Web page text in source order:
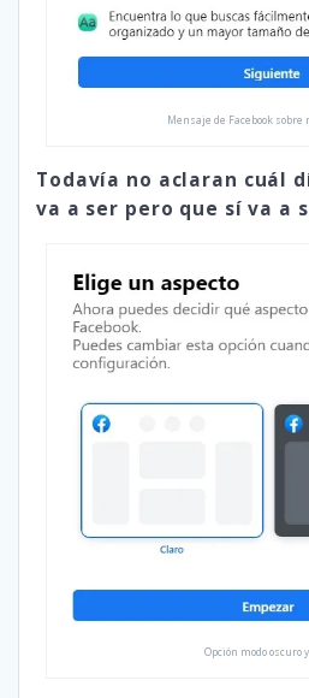
Mensaje de Facebook sobre
Todavía no aclaran cuál
va a ser pero que sí va a
Opción modo oscuro